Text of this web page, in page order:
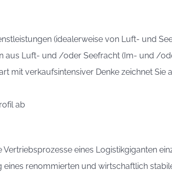
(idealerweise von Luft- und
aus Luft- und /oder Seefracht (Im- und /
mit verkaufsintensiver Denke zeichnet Sie
ab
eines Logistikgiganten
renommierten und wirtschaftlich